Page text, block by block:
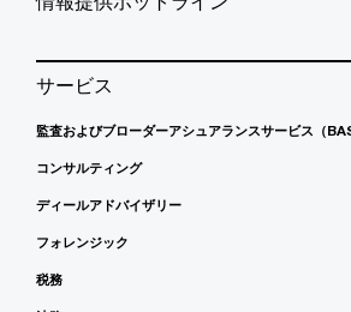
サービス
監査およびブローダーアシュアランスサービス（
コンサルティング
ディールアドバイザリー
フォレンジック
税務